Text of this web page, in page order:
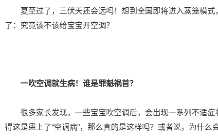
夏至过了，三伏天还会远吗！想到全国即将进入蒸笼模式
了：究竟该不该给宝宝开空调？
一吹空调就生病！谁是罪魁祸首？
很多家长发现，一些宝宝吹空调后，会出现一系列不适症
得这是患上了“空调病”，那么真的是这样吗？或者说，为什么